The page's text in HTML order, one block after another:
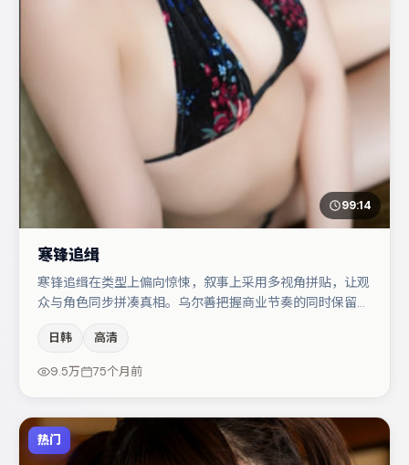
99:14
寒锋追缉
寒锋追缉在类型上偏向惊悚，叙事上采用多视角拼贴，让观
众与角色同步拼凑真相。乌尔善把握商业节奏的同时保留人
担叙事驱动，于和伟、梁朝伟分别提供反差与喜剧/悬疑调
剂（视场次而定）。节奏紧凑、反转有度，值得列入片单。
日韩 高清
9.5万 75个月前
热门